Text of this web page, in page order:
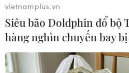
Vietnam Grand Prix
vietnamplus.vn
Siêu bão Doldphin đổ bộ
hàng nghìn chuyến bay